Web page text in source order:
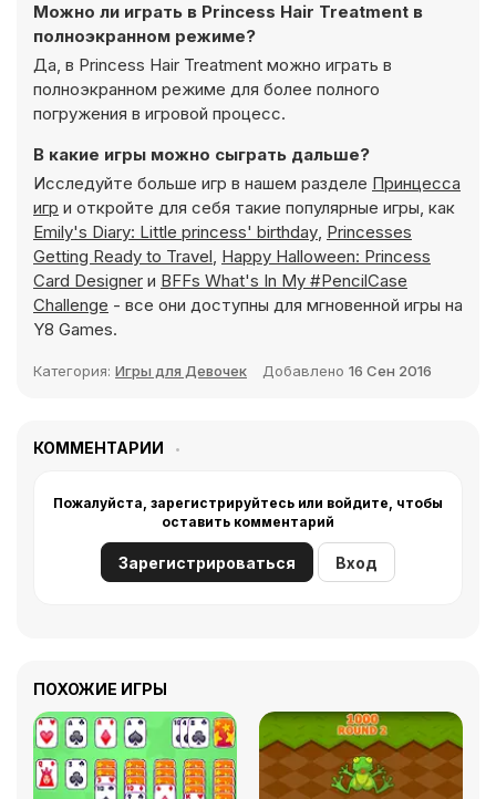
Можно ли играть в Princess Hair Treatment в
полноэкранном режиме?
Да, в Princess Hair Treatment можно играть в
полноэкранном режиме для более полного
погружения в игровой процесс.
В какие игры можно сыграть дальше?
Исследуйте больше игр в нашем разделе Принцесса
игр и откройте для себя такие популярные игры, как
Emily's Diary: Little princess' birthday, Princesses
Getting Ready to Travel, Happy Halloween: Princess
Card Designer и BFFs What's In My #PencilCase
Challenge - все они доступны для мгновенной игры на
Y8 Games.
Категория: Игры для Девочек Добавлено 16 Сен 2016
КОММЕНТАРИИ
Пожалуйста, зарегистрируйтесь или войдите, чтобы
оставить комментарий
Зарегистрироваться Вход
ПОХОЖИЕ ИГРЫ